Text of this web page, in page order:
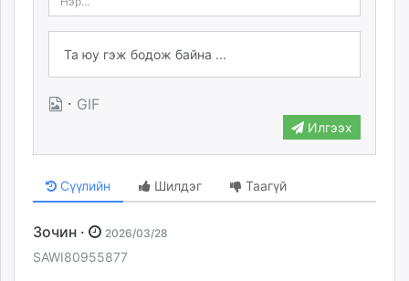
· GIF
Илгээх
Сүүлийн Шилдэг Таагүй
Зочин · 2026/03/28
SAWI80955877